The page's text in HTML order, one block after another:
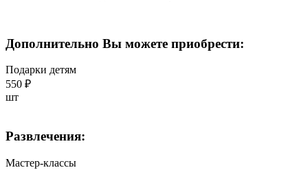
Дополнительно Вы можете приобрести:
Подарки детям
550 ₽
шт
Развлечения:
Мастер-классы